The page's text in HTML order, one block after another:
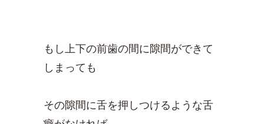
もし上下の前歯の間に隙間ができて
しまっても
その隙間に舌を押しつけるような舌